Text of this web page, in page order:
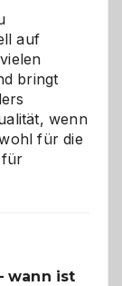
auf
bringt
wenn
für die
für
wann ist